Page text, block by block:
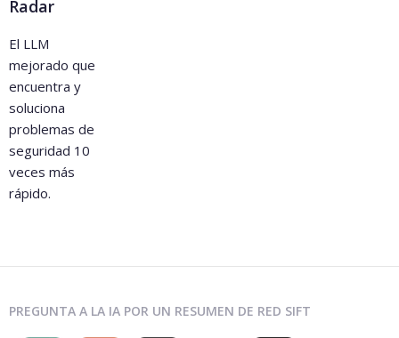
Radar
El LLM
mejorado que
encuentra y
soluciona
problemas de
seguridad 10
veces más
rápido.
PREGUNTA A LA IA POR UN RESUMEN DE RED SIFT